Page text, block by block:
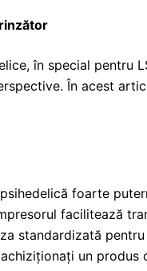
în special
În acest
foarte
facilitează
standardizată
un